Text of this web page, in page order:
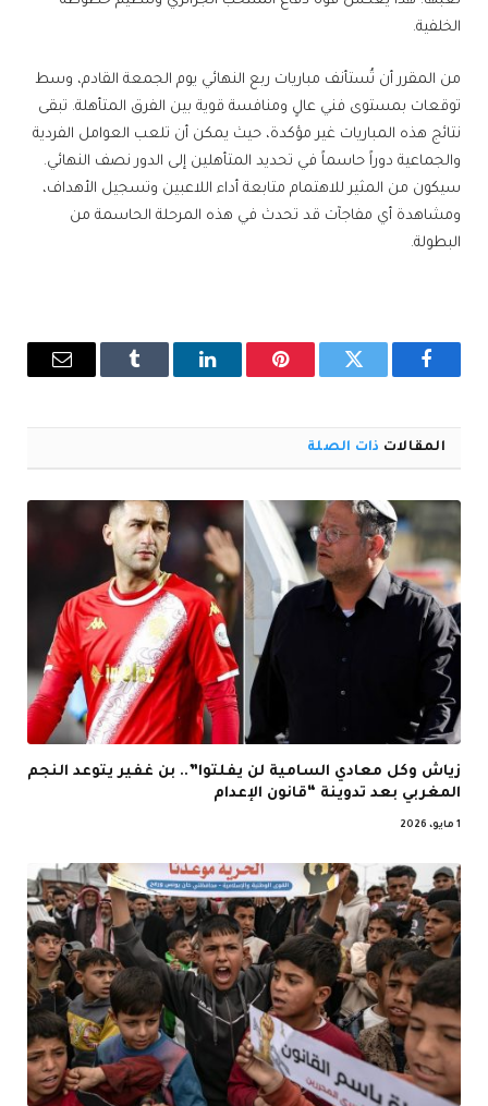
الخلفية.
من المقرر أن تُستأنف مباريات ربع النهائي يوم الجمعة القادم، وسط
توقعات بمستوى فني عالٍ ومنافسة قوية بين الفرق المتأهلة. تبقى
نتائج هذه المباريات غير مؤكدة، حيث يمكن أن تلعب العوامل الفردية
والجماعية دوراً حاسماً في تحديد المتأهلين إلى الدور نصف النهائي.
سيكون من المثير للاهتمام متابعة أداء اللاعبين وتسجيل الأهداف،
ومشاهدة أي مفاجآت قد تحدث في هذه المرحلة الحاسمة من
البطولة.
فيسبوك تويتر بينتيريستلينكدإن Tumblr
البريد
المقالات ذات الصلة
زياش وكل معادي السامية لن يفلتوا”.. بن غفير يتوعد النجم
المغربي بعد تدوينة “قانون الإعدام
1 مايو، 2026